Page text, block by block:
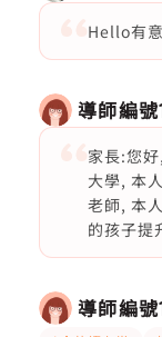
Hello有意
導師編號
家長:您
大學, 本
老師, 本
的孩子提
導師編號